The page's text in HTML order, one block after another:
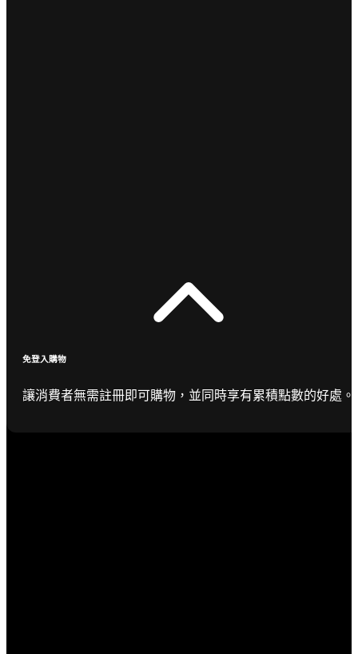
免登入購物
讓消費者無需註冊即可購物，並同時享有累積點數的好處。